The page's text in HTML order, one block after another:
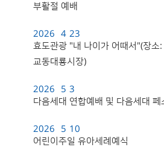
부활절 예배
2026 4 23
효도관광 "내 나이가 어때서"(장소
교동대룡시장)
2026 5 3
다음세대 연합예배 및 다음세대 페
2026 5 10
어린이주일 유아세례예식